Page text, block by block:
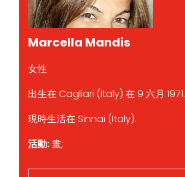
Marcella Mandis
女性
出生在 Cagliari (Italy) 在 9 六月 1971.
現時生活在 Sinnai (Italy).
活動:畫;